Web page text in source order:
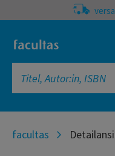
facultas